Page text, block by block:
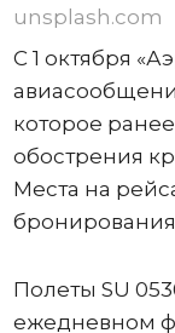
unsplash.com
С 1 октября
которое
обострения
Места на
Полеты SU
ежедневном